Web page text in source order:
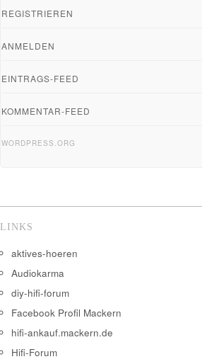
REGISTRIEREN
ANMELDEN
EINTRAGS-FEED
KOMMENTAR-FEED
WORDPRESS.ORG
LINKS
aktives-hoeren
Audiokarma
diy-hifi-forum
Facebook Profil Mackern
hifi-ankauf.mackern.de
Hifi-Forum